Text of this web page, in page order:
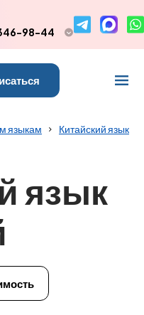
98-44
языкам
Китайский язык
язык